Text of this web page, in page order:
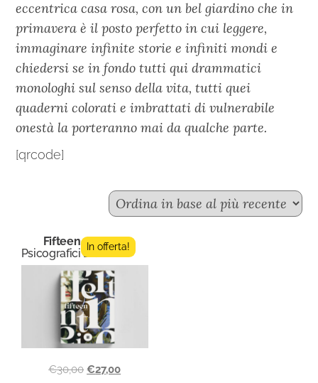
eccentrica casa rosa, con un bel giardino che in
primavera è il posto perfetto in cui leggere,
immaginare infinite storie e infiniti mondi e
chiedersi se in fondo tutti qui drammatici
monologhi sul senso della vita, tutti quei
quaderni colorati e imbrattati di vulnerabile
onestà la porteranno mai da qualche parte.
[qrcode]
Fifteen n.5
Psicografici Editore
In offerta!
€30,00 €27,00